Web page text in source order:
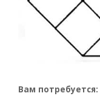
Вам потребуется: